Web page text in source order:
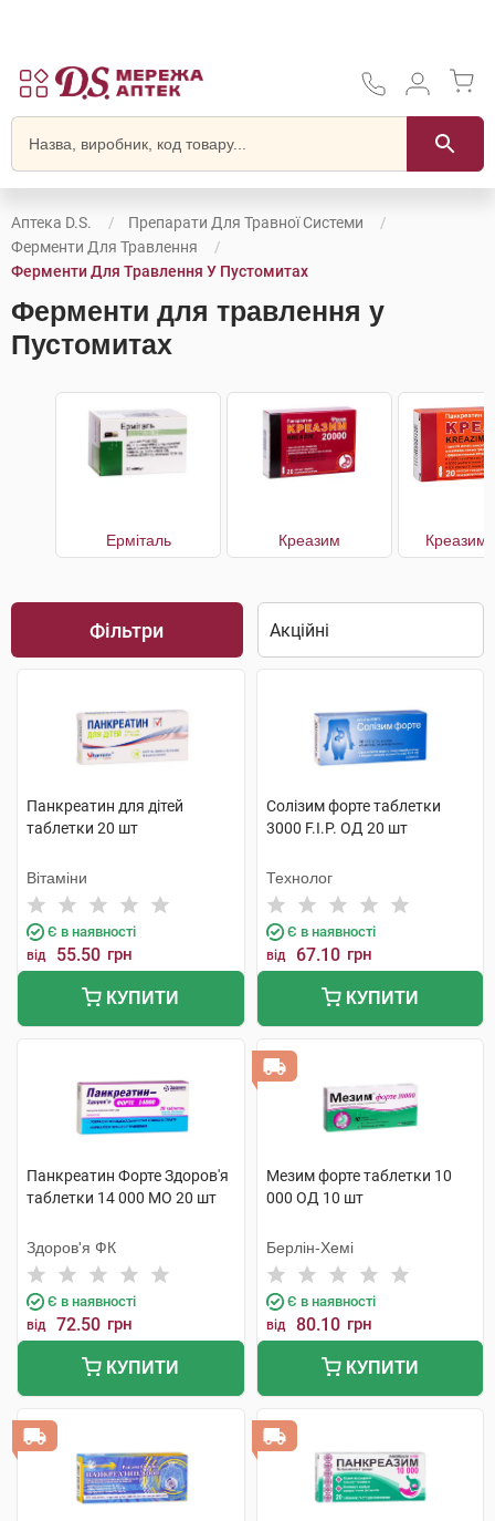
Аптека D.S.
Препарати Для Травної Системи
Ферменти Для Травлення
Ферменти Для Травлення У Пустомитах
Ферменти для травлення у
Пустомитах
Ерміталь Креазим Креазим
Фільтри
Панкреатин для дітей
таблетки 20 шт
Вітаміни
Є в наявності
від 55.50 грн
КУПИТИ
Солізим форте таблетки
3000 F.I.P. ОД 20 шт
Технолог
Є в наявності
від 67.10 грн
КУПИТИ
Панкреатин Форте Здоров'я
таблетки 14 000 МО 20 шт
Здоров'я ФК
Є в наявності
від 72.50 грн
КУПИТИ
Мезим форте таблетки 10
000 ОД 10 шт
Берлін-Хемі
Є в наявності
від 80.10 грн
КУПИТИ